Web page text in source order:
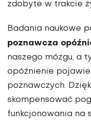
zdobyte w trakcie
Badania naukowe
poznawcza
naszego mózgu, a
opóźnienie
poznawczych.
skompensować
funkcjonowania na